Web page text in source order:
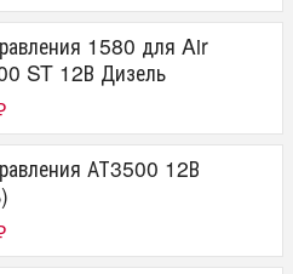
1580 для Air
ST 12В Дизель
АТ3500 12В